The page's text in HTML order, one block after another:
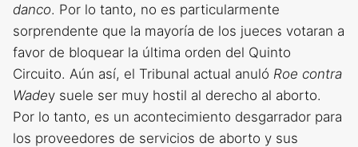
danco. Por lo tanto, no es particularmente
sorprendente que la mayoría de los jueces votaran a
favor de bloquear la última orden del Quinto
Circuito. Aún así, el Tribunal actual anuló Roe contra
Wadey suele ser muy hostil al derecho al aborto.
Por lo tanto, es un acontecimiento desgarrador para
los proveedores de servicios de aborto y sus